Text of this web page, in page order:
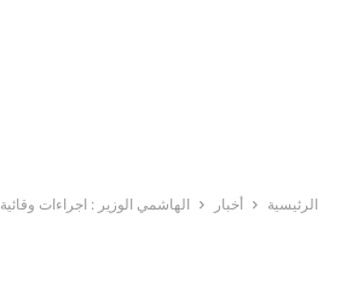
الرئيسية أخبار
الهاشمي الوزير : اجراءات